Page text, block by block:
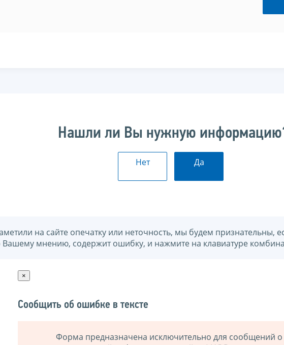
Нашли ли Вы нужную
Нет Да
на сайте опечатку или неточность, мы будем признательны,
Вашему мнению, содержит ошибку, и нажмите на клавиатуре
×
Сообщить об ошибке в тексте
Форма предназначена исключительно для сообщений о